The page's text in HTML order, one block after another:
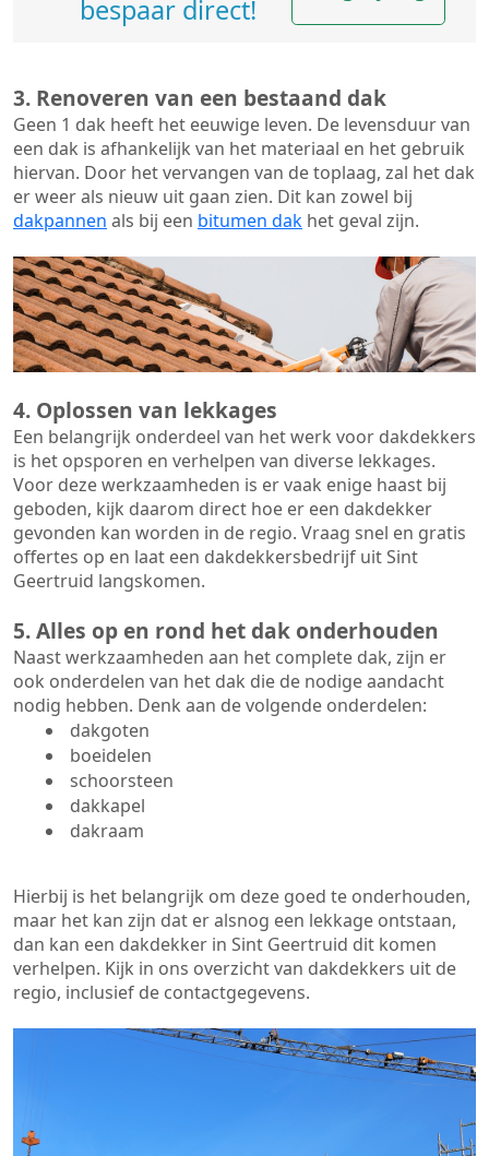
bespaar direct!
3. Renoveren van een bestaand dak
Geen 1 dak heeft het eeuwige leven. De levensduur van
een dak is afhankelijk van het materiaal en het gebruik
hiervan. Door het vervangen van de toplaag, zal het dak
er weer als nieuw uit gaan zien. Dit kan zowel bij
dakpannen als bij een bitumen dak het geval zijn.
4. Oplossen van lekkages
Een belangrijk onderdeel van het werk voor dakdekkers
is het opsporen en verhelpen van diverse lekkages.
Voor deze werkzaamheden is er vaak enige haast bij
geboden, kijk daarom direct hoe er een dakdekker
gevonden kan worden in de regio. Vraag snel en gratis
offertes op en laat een dakdekkersbedrijf uit Sint
Geertruid langskomen.
5. Alles op en rond het dak onderhouden
Naast werkzaamheden aan het complete dak, zijn er
ook onderdelen van het dak die de nodige aandacht
nodig hebben. Denk aan de volgende onderdelen:
dakgoten
boeidelen
schoorsteen
dakkapel
dakraam
Hierbij is het belangrijk om deze goed te onderhouden,
maar het kan zijn dat er alsnog een lekkage ontstaan,
dan kan een dakdekker in Sint Geertruid dit komen
verhelpen. Kijk in ons overzicht van dakdekkers uit de
regio, inclusief de contactgegevens.